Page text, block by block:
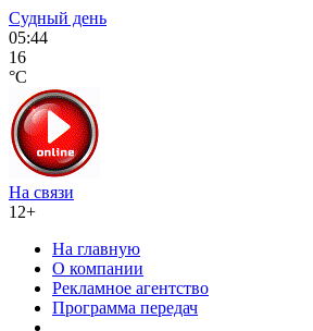
Судный день
05:44
16
°C
На связи
12+
На главную
О компании
Рекламное агентство
Программа передач